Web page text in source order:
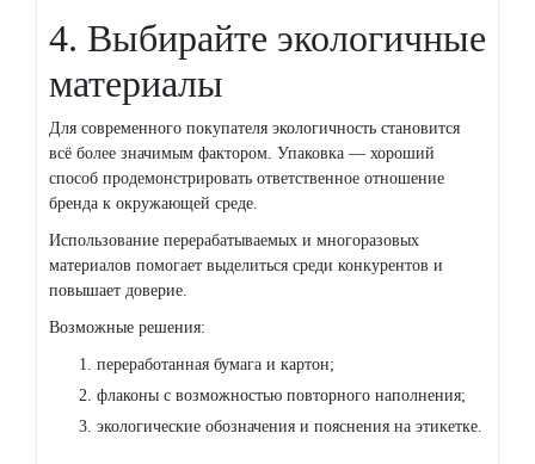
4. Выбирайте экологичные
материалы
Для современного покупателя экологичность становится
всё более значимым фактором. Упаковка — хороший
способ продемонстрировать ответственное отношение
бренда к окружающей среде.
Использование перерабатываемых и многоразовых
материалов помогает выделиться среди конкурентов и
повышает доверие.
Возможные решения:
переработанная бумага и картон;
флаконы с возможностью повторного наполнения;
экологические обозначения и пояснения на этикетке.